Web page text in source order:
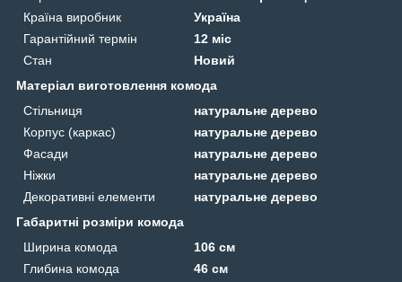
Країна виробник
Україна
Гарантійний термін
12 міс
Стан
Новий
Матеріал виготовлення комода
Стільниця
натуральне дерево
Корпус (каркас)
натуральне дерево
Фасади
натуральне дерево
Ніжки
натуральне дерево
Декоративні елементи
натуральне дерево
Габаритні розміри комода
Ширина комода
106 см
Глибина комода
46 см